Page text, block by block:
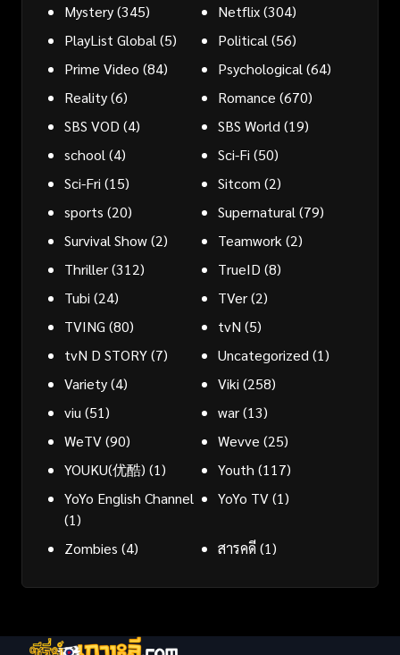
Mystery(345) Netflix(304)
PlayList Global (5) Political (56)
Prime Video (84) Psychological (64)
Reality(6) Romance (670)
SBS VOD (4) SBS World (19)
school (4) Sci-Fi (50)
Sci-Fri (15) Sitcom (2)
sports (20) Supernatural (79)
Survival Show(2) Teamwork (2)
Thriller(312) TrueID (8)
Tubi (24) TVer(2)
TVING (80) tvN (5)
tvN D STORY(7) Uncategorized (1)
Variety(4) Viki (258)
viu (51) war(13)
WeTV(90) Wevve (25)
YOUKU(优酷) (1) Youth (117)
YoYo English Channel
(1)
YoYo TV(1)
Zombies (4) สารคดี(1)